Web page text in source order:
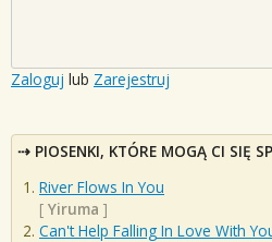
Zaloguj lub Zarejestruj
PIOSENKI, KTÓRE MOGĄ CI SIĘ
River Flows In You
[ Yiruma ]
Can't Help Falling In Love With